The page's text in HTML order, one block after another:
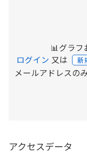
📊グラフ
ログイン 又は 新
メールアドレスの
アクセスデータ